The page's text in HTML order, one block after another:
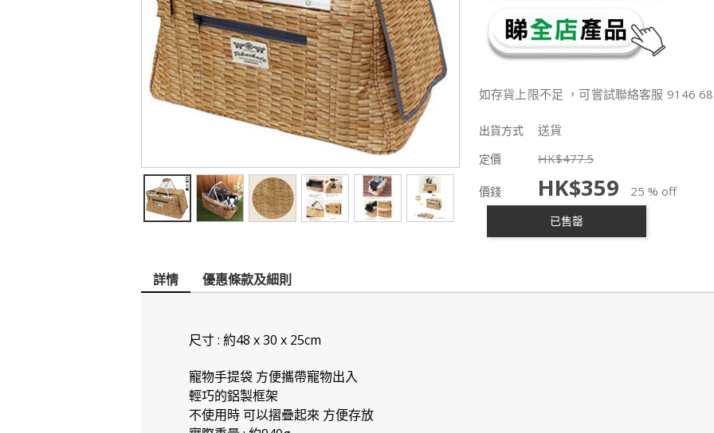
如存貨上限不足 ，可嘗試聯絡客服 9146
出貨方式 送貨
定價 HK$477.5
價錢 HK$359 25 % off
已售罄
詳情 優惠條款及細則
尺寸 : 約48 x 30 x 25cm
寵物手提袋 方便攜帶寵物出入
輕巧的鋁製框架
不使用時 可以摺疊起來 方便存放